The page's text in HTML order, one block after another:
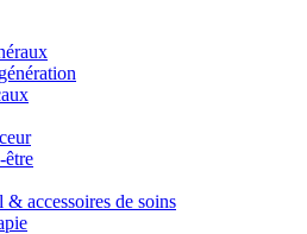
être
accessoires de soins